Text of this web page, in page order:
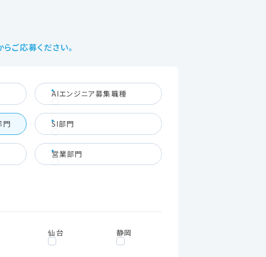
ご応募ください。
AIエンジニア募集職種
門 SI部門
営業部門
仙台
静岡